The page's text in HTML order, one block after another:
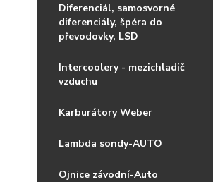
Diferenciál, samosvorné
diferenciály, špéra do
převodovky, LSD
Intercoolery - mezichladič
vzduchu
Karburátory Weber
Lambda sondy-AUTO
Ojnice závodní-Auto